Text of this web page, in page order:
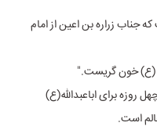
جناب زراره بن اعین از امام
(ع)‌ خون گریست."
روزه برای اباعبدالله(ع)
است.